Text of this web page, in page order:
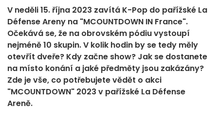
V neděli 15. října 2023 zavítá K-Pop do pařížské La
Défense Areny na "MCOUNTDOWN IN France".
Očekává se, že na obrovském pódiu vystoupí
nejméně 10 skupin. V kolik hodin by se tedy měly
otevřít dveře? Kdy začne show? Jak se dostanete
na místo konání a jaké předměty jsou zakázány?
Zde je vše, co potřebujete vědět o akci
"MCOUNTDOWN" 2023 v pařížské La Défense
Areně.